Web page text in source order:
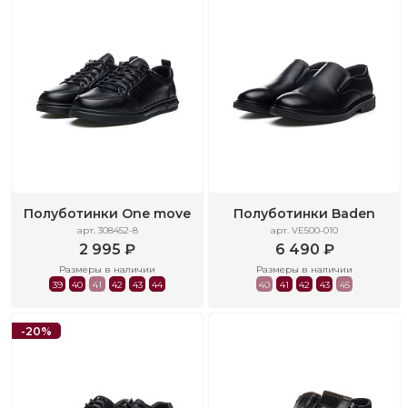
Полуботинки One move
арт. 308452-8
2 995 ₽
Размеры в наличии
39
40 41 42 43 44
Полуботинки Baden
арт. VE500-010
6 490 ₽
Размеры в наличии
40
41 42 43 45
-20%